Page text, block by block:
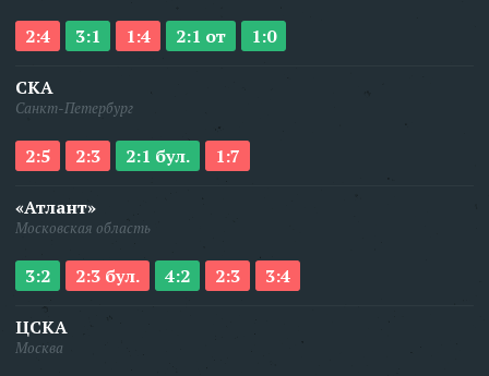
2:4 3:1 1:4 2:1 от 1:0
СКА
Санкт-Петербург
2:5 2:3 2:1 бул. 1:7
«Атлант»
Московская область
3:2 2:3 бул. 4:2 2:3 3:4
ЦСКА
Москва